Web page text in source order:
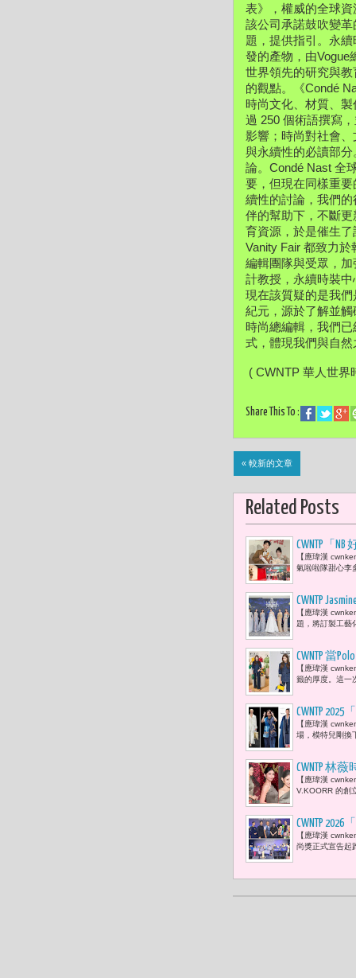
表》，權威的全球
該公司承諾鼓吹變
題，提供指引。永
發的產物，由Vogue
世界領先的研究與
的觀點。《Condé
時尚文化、材質、
過 250 個術語撰寫
影響；時尚對社會
與永續性的必讀部
論。Condé Nast 全
要，但現在同樣重
續性的討論，我們
伴的幫助下，不斷
育資源，於是催生
Vanity Fair 都致力
編輯團隊與受眾，
計教授，永續時裝
現在該質疑的是我
紀元，源於了解並
時尚總編輯，我們
式，體現我們與自
( CWNTP 華人世界
Share This To :
« 較新的文章
Related Posts
CWNTP「
【應瑋漢
氣啦啦隊甜心李
CWNTP
容、李翊
【應瑋漢
題，將訂製工藝
CWNTP 當
【應瑋漢
籤的厚度。這一
CWNTP
邀約臺灣設
【應瑋漢
場，模特兒剛換
​CWNTP 林
連忙於《
【應瑋漢
V.KOORR 的創
CWNTP
芯儀與温
【應瑋漢
尚獎正式宣告起